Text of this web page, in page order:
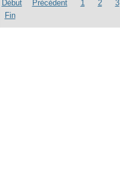
Début
Précédent 1 2
3
Fin